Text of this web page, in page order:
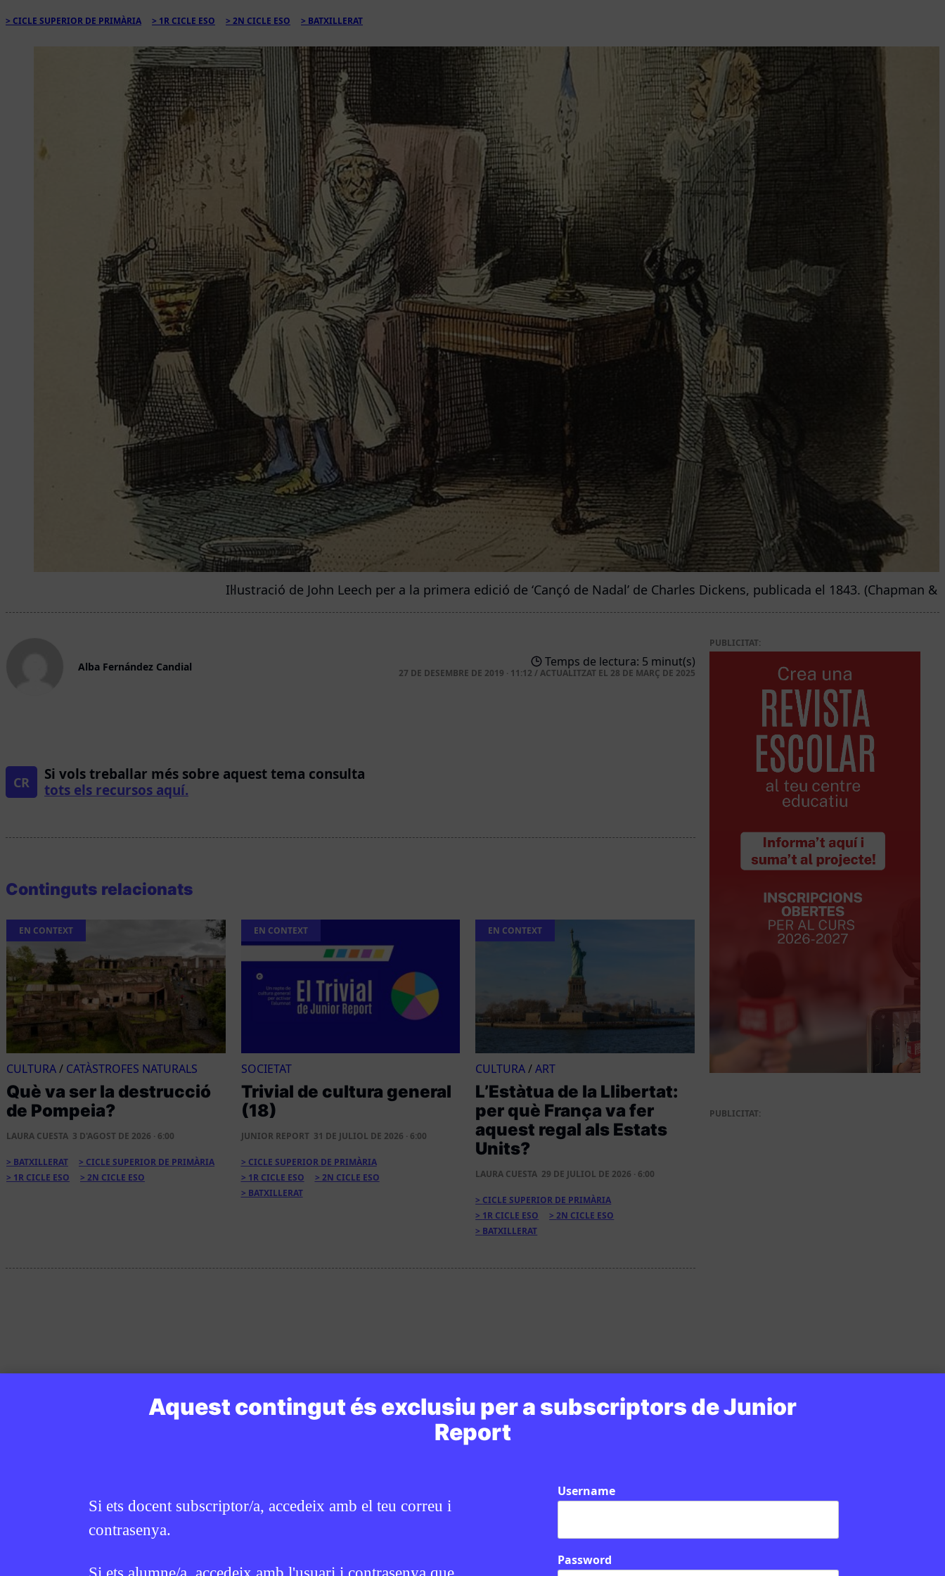
CICLE SUPERIOR DE PRIMÀRIA 1R CICLE ESO 2N CICLE ESO BATXILLERAT
Il·lustració de John Leech per a la primera edició de ‘Cançó de Nadal’ de Charles Dickens, publicada el 1843. (Chapman &
Alba Fernández Candial Temps de lectura: 5 minut(s)
27 DE DESEMBRE DE 2019 · 11:12 /ACTUALITZAT EL 28 DE MARÇ DE 2025
Aquest contingut és exclusiu per a subscriptors de Junior
Report
Si ets docent subscriptor/a, accedeix amb el teu correu i
contrasenya.
Username
Password
CR
Si vols treballar més sobre aquest tema consulta
tots els recursos aquí.
Continguts relacionats
EN CONTEXT
CULTURA/ CATÀSTROFES NATURALS
Què va ser la destrucció
de Pompeia?
LAURA CUESTA 3 D'AGOST DE 2026 · 6:00
BATXILLERAT
CICLE SUPERIOR DE PRIMÀRIA
1R CICLE ESO
2N CICLE ESO
EN CONTEXT
SOCIETAT
Trivial de cultura general
(18)
JUNIOR REPORT 31 DE JULIOL DE 2026 · 6:00
CICLE SUPERIOR DE PRIMÀRIA
1R CICLE ESO
2N CICLE ESO
BATXILLERAT
EN CONTEXT
CULTURA/ART
L’Estàtua de la Llibertat:
per què França va fer
aquest regal als Estats
Units?
LAURA CUESTA 29 DE JULIOL DE 2026 · 6:00
CICLE SUPERIOR DE PRIMÀRIA
1R CICLE ESO
2N CICLE ESO
BATXILLERAT
PUBLICITAT:
PUBLICITAT: